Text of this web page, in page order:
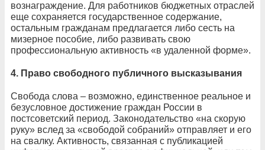
вознаграждение. Для работников бюджетных отраслей
еще сохраняется государственное содержание,
остальным гражданам предлагается либо сесть на
мизерное пособие, либо развивать свою
профессиональную активность «в удаленной форме».
4. Право свободного публичного высказывания
Свобода слова – возможно, единственное реальное и
безусловное достижение граждан России в
постсоветский период. Законодательство «на скорую
руку» вслед за «свободой собраний» отправляет и его
на свалку. Активность, связанная с публикацией